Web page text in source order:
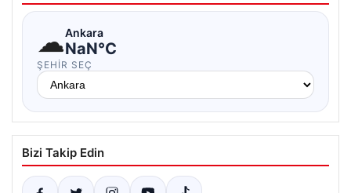
☁Ankara
NaN°C
ŞEHIR SEÇ
Bizi Takip Edin